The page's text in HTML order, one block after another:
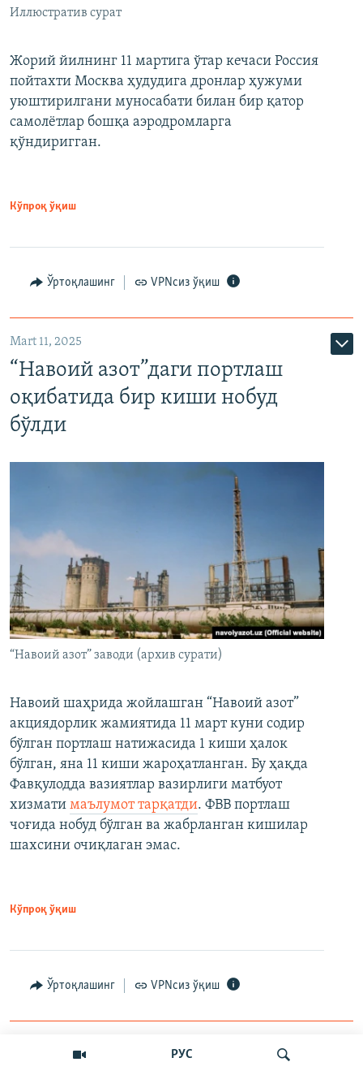
РУС
Иллюстратив сурат
Жорий йилнинг 11 мартига ўтар кечаси Россия
пойтахти Москва ҳудудига дронлар ҳужуми
уюштирилгани муносабати билан бир қатор
самолётлар бошқа аэродромларга
қўндиригган.
Кўпроқ ўқиш
Ўртоқлашинг VPNсиз ўқиш
Mart 11, 2025
“Навоий азот”даги портлаш
оқибатида бир киши нобуд
бўлди
“Навоий азот” заводи (архив сурати)
Навоий шаҳрида жойлашган “Навоий азот”
акциядорлик жамиятида 11 март куни содир
бўлган портлаш натижасида 1 киши ҳалок
бўлган, яна 11 киши жароҳатланган. Бу ҳақда
Фавқулодда вазиятлар вазирлиги матбуот
хизмати маълумот тарқатди. ФВВ портлаш
чоғида нобуд бўлган ва жабрланган кишилар
шахсини очиқлаган эмас.
Кўпроқ ўқиш
Ўртоқлашинг VPNсиз ўқиш